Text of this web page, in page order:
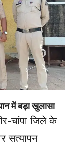
में बड़ा खुलासा
चांपा जिले के
सत्यापन